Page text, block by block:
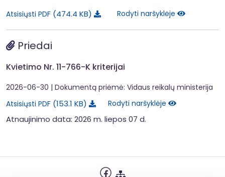
Atsisiųsti PDF 474.4 KB Rodyti naršyklėje
Priedai
Kvietimo Nr. 11-766-K kriterijai
2026-06-30 | Dokumentą priėmė: Vidaus reikalų ministerija
Atsisiųsti PDF 153.1 KB Rodyti naršyklėje
Atnaujinimo data: 2026 m. liepos 07 d.